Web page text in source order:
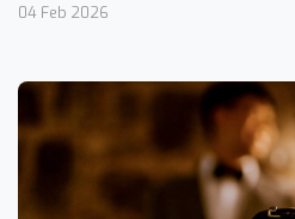
04 Feb 2026